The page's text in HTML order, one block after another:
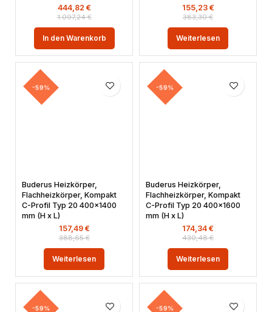
1.097,24€
444,82 €
In den Warenkorb
383,30€
155,23 €
Weiterlesen
-59%
Buderus Heizkörper,
Flachheizkörper, Kompakt
C-Profil Typ 20 400×1400
mm (H x L)
388,65€
157,49 €
Weiterlesen
-59%
Buderus Heizkörper,
Flachheizkörper, Kompakt
C-Profil Typ 20 400×1600
mm (H x L)
430,48€
174,34 €
Weiterlesen
-59% -59%